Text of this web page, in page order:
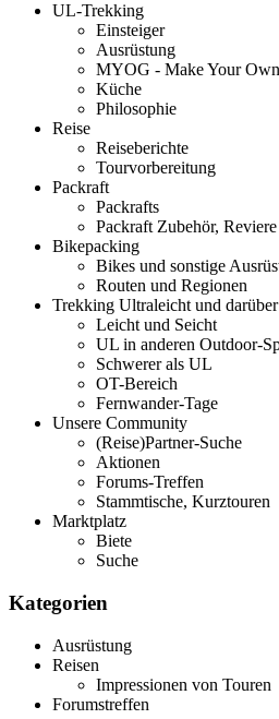
UL-Trekking
Einsteiger
Ausrüstung
MYOG - Make Your
Küche
Philosophie
Reise
Reiseberichte
Tourvorbereitung
Packraft
Packrafts
Packraft Zubehör,
Bikepacking
Bikes und sonstige
Routen und Regionen
Trekking Ultraleicht und
Leicht und Seicht
UL in anderen Outdoor-
Schwerer als UL
OT-Bereich
Fernwander-Tage
Unsere Community
(Reise)Partner-Suche
Aktionen
Forums-Treffen
Stammtische, Kurztouren
Marktplatz
Biete
Suche
Kategorien
Ausrüstung
Reisen
Impressionen von Touren
Forumstreffen